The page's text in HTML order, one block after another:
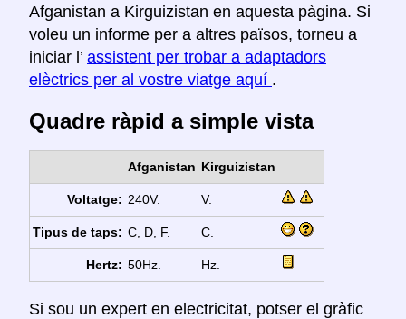
Afganistan a Kirguizistan en aquesta pàgina. Si
voleu un informe per a altres països, torneu a
iniciar l’ assistent per trobar a adaptadors
elèctrics per al vostre viatge aquí .
Quadre ràpid a simple vista
Afganistan Kirguizistan
Voltatge: 240V. V.
Tipus de taps: C, D, F. C.
Hertz: 50Hz. Hz.
Si sou un expert en electricitat, potser el gràfic